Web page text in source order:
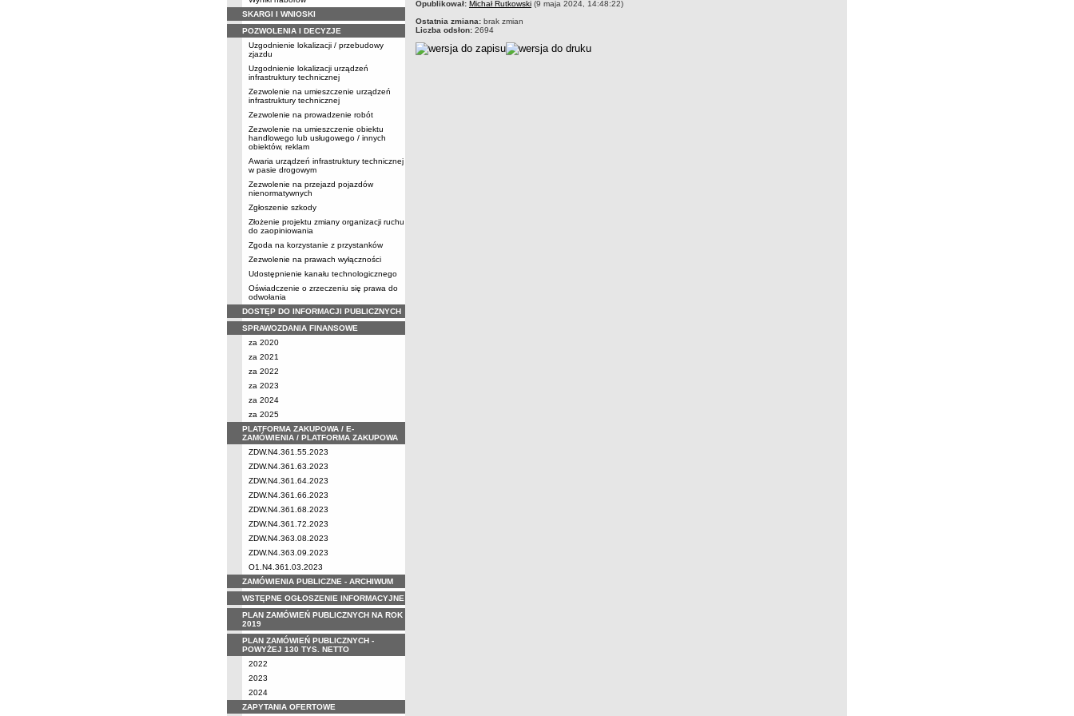
SKARGI I WNIOSKI
POZWOLENIA I DECYZJE
Uzgodnienie lokalizacji / przebudowy
zjazdu
Uzgodnienie lokalizacji urządzeń
infrastruktury technicznej
Zezwolenie na umieszczenie urządzeń
infrastruktury technicznej
Zezwolenie na prowadzenie robót
Zezwolenie na umieszczenie obiektu
handlowego lub usługowego / innych
obiektów, reklam
Awaria urządzeń infrastruktury technicznej
w pasie drogowym
Zezwolenie na przejazd pojazdów
nienormatywnych
Zgłoszenie szkody
Złożenie projektu zmiany organizacji ruchu
do zaopiniowania
Zgoda na korzystanie z przystanków
Zezwolenie na prawach wyłączności
Udostępnienie kanału technologicznego
Oświadczenie o zrzeczeniu się prawa do
odwołania
DOSTĘP DO INFORMACJI PUBLICZNYCH
SPRAWOZDANIA FINANSOWE
za 2020
za 2021
za 2022
za 2023
za 2024
za 2025
PLATFORMA ZAKUPOWA / E-
ZAMÓWIENIA / PLATFORMA ZAKUPOWA
ZDW.N4.361.55.2023
ZDW.N4.361.63.2023
ZDW.N4.361.64.2023
ZDW.N4.361.66.2023
ZDW.N4.361.68.2023
ZDW.N4.361.72.2023
ZDW.N4.363.08.2023
ZDW.N4.363.09.2023
O1.N4.361.03.2023
ZAMÓWIENIA PUBLICZNE - ARCHIWUM
WSTĘPNE OGŁOSZENIE INFORMACYJNE
PLAN ZAMÓWIEŃ PUBLICZNYCH NA ROK
2019
PLAN ZAMÓWIEŃ PUBLICZNYCH -
POWYŻEJ 130 TYS. NETTO
2022
2023
2024
ZAPYTANIA OFERTOWE
Opublikował: Michał Rutkowski (9 maja 2024, 14:48:22)
Ostatnia zmiana: brak zmian
Liczba odsłon: 2694